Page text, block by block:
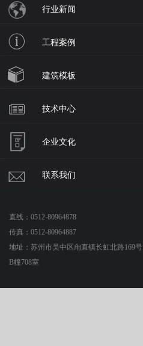
行业新闻
工程案例
建筑模板
技术中心
企业文化
联系我们
直线：0512-80964878
传真：0512-80964887
地址：苏州市吴中区甪直镇长虹北路169号
B幢708室